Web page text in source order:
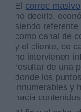
El correo masivo
no decirlo,
siendo
como canal de
y el cliente, de
no intervienen
resultar de una
donde los
innumerables y
hacia